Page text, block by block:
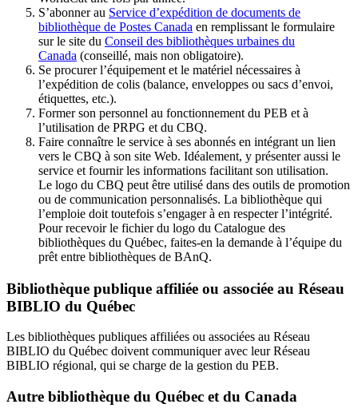
S’abonner au Service d’expédition de documents de
bibliothèque de Postes Canada en remplissant le formulaire
sur le site du Conseil des bibliothèques urbaines du
Canada (conseillé, mais non obligatoire).
Se procurer l’équipement et le matériel nécessaires à
l’expédition de colis (balance, enveloppes ou sacs d’envoi,
étiquettes, etc.).
Former son personnel au fonctionnement du PEB et à
l’utilisation de PRPG et du CBQ.
Faire connaître le service à ses abonnés en intégrant un lien
vers le CBQ à son site Web. Idéalement, y présenter aussi le
service et fournir les informations facilitant son utilisation.
Le logo du CBQ peut être utilisé dans des outils de promotion
ou de communication personnalisés. La bibliothèque qui
l’emploie doit toutefois s’engager à en respecter l’intégrité.
Pour recevoir le fichier du logo du Catalogue des
bibliothèques du Québec, faites-en la demande à l’équipe du
prêt entre bibliothèques de BAnQ.
Bibliothèque publique affiliée ou associée au Réseau
BIBLIO du Québec
Les bibliothèques publiques affiliées ou associées au Réseau
BIBLIO du Québec doivent communiquer avec leur Réseau
BIBLIO régional, qui se charge de la gestion du PEB.
Autre bibliothèque du Québec et du Canada